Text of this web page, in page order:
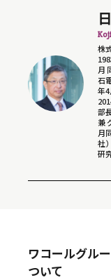
株
月
石
年
部
兼
月
社
研
ワコールグル
ついて